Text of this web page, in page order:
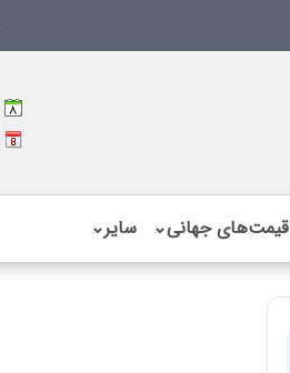
قیمت‌های جهانی⌄ سایر⌄